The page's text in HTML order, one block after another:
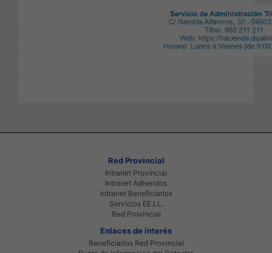
Red Provincial
Intranet Provincial
Intranet Adheridos
Intranet Beneficiarios
Servicios EE.LL.
Red Provincial
Enlaces de interés
Beneficiarios Red Provincial